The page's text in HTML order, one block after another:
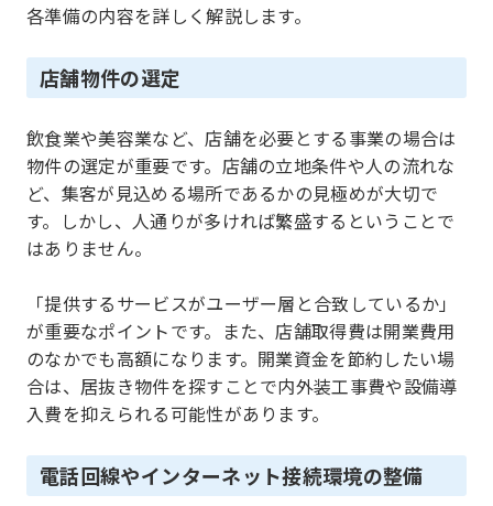
各準備の内容を詳しく解説します。
店舗物件の選定
飲食業や美容業など、店舗を必要とする事業の場合は
物件の選定が重要です。店舗の立地条件や人の流れな
ど、集客が見込める場所であるかの見極めが大切で
す。しかし、人通りが多ければ繁盛するということで
はありません。
「提供するサービスがユーザー層と合致しているか」
が重要なポイントです。また、店舗取得費は開業費用
のなかでも高額になります。開業資金を節約したい場
合は、居抜き物件を探すことで内外装工事費や設備導
入費を抑えられる可能性があります。
電話回線やインターネット接続環境の整備